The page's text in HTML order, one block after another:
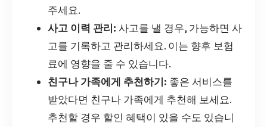
주세요.
사고 이력 관리: 사고를 낼 경우, 가능하면 사
고를 기록하고 관리하세요. 이는 향후 보험
료에 영향을 줄 수 있습니다.
친구나 가족에게 추천하기: 좋은 서비스를
받았다면 친구나 가족에게 추천해 보세요.
추천할 경우 할인 혜택이 있을 수도 있습니